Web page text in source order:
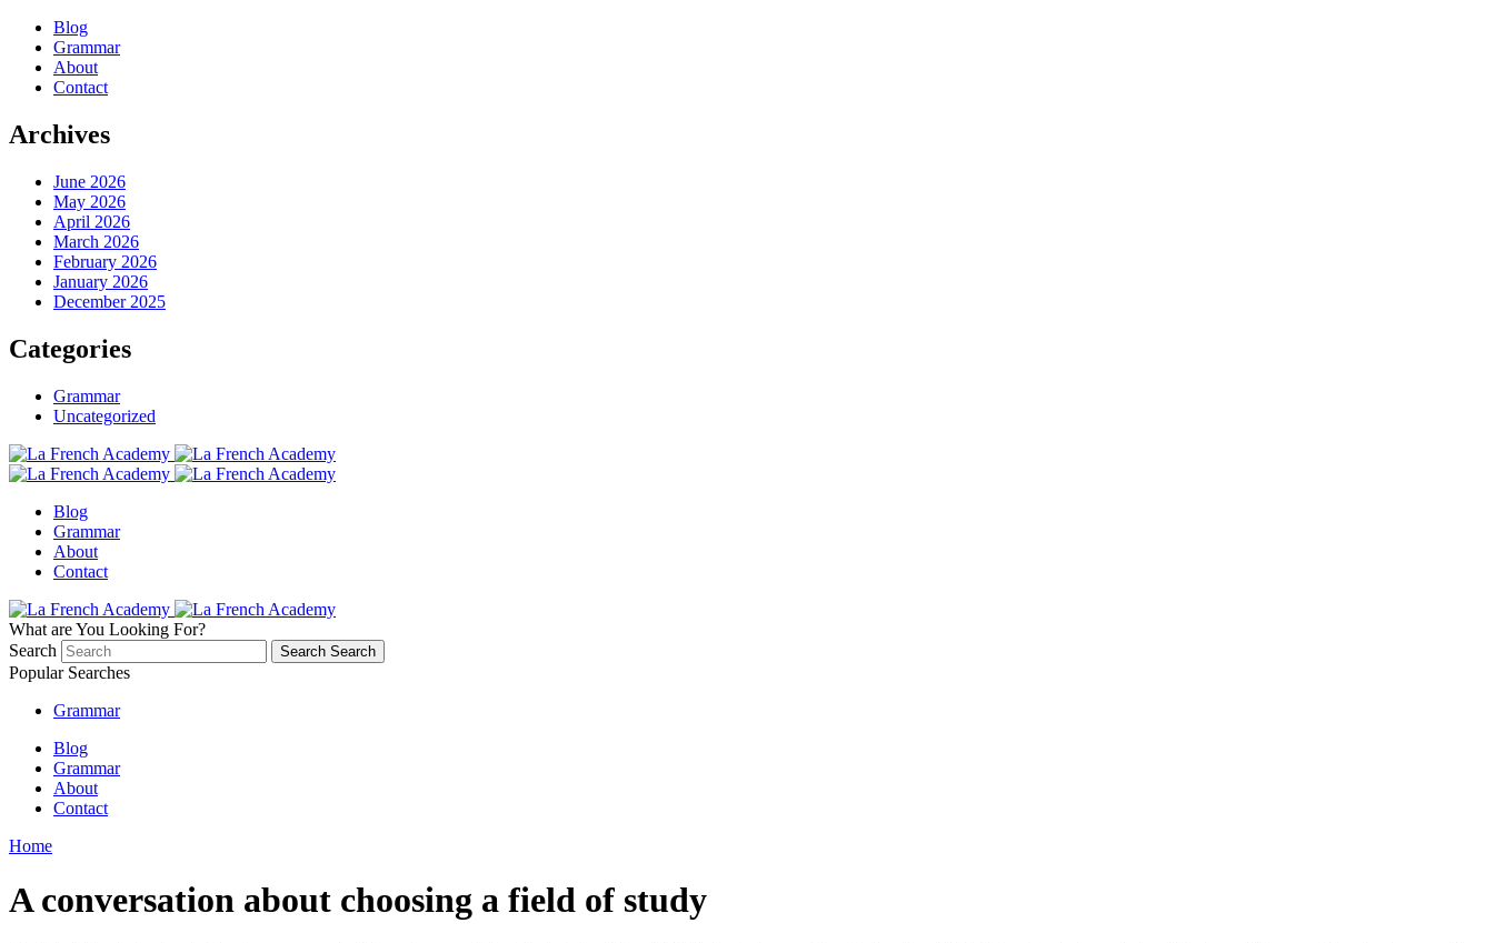
Blog
Grammar
About
Contact
Archives
June 2026
May 2026
April 2026
March 2026
February 2026
January 2026
December 2025
Categories
Grammar
Uncategorized
Blog
Grammar
About
Contact
What are You Looking For?
Search
Search Search
Popular Searches
Grammar
Blog
Grammar
About
Contact
Home
A conversation about choosing a field of study